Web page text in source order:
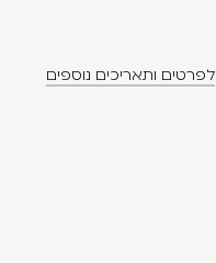
לפרטים ותאריכים נוספים